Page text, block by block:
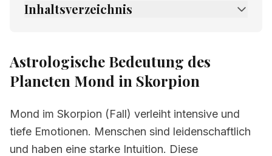
Inhaltsverzeichnis
2. Verwandte Seiten
Astrologische Bedeutung des
Planeten Mond in Skorpion
Mond im Skorpion (Fall) verleiht intensive und
tiefe Emotionen. Menschen sind leidenschaftlich
und haben eine starke Intuition. Diese